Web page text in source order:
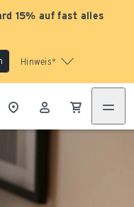
15% auf fast alles
Hinweis*